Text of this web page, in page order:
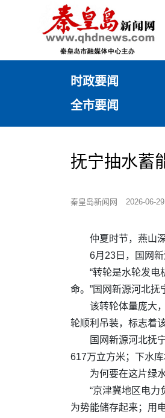
时政要闻
全市要闻
抚宁抽水蓄
秦皇岛新闻网 2026-06-
仲夏时节，燕山
6月23日，国网
“转轮是水轮发
命。”国网新源河北抚
该转轮体量庞大
轮顺利吊装，标志着
国网新源河北抚
617万立方米；下水
为何要在这片绿
“京津冀地区电
为势能储存起来；用